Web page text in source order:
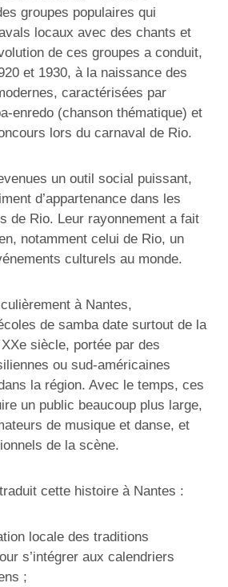
groupes populaires qui
locaux avec des chants et
de ces groupes a conduit,
et 1930, à la naissance des
caractérisées par
enredo (chanson thématique) et
lors du carnaval de Rio.
un outil social puissant,
d’appartenance dans les
de Rio. Leur rayonnement a fait
notamment celui de Rio, un
culturels au monde.
à Nantes,
de samba date surtout de la
siècle, portée par des
ou sud-américaines
la région. Avec le temps, ces
un public beaucoup plus large,
de musique et danse, et
de la scène.
cette histoire à Nantes :
locale des traditions
s’intégrer aux calendriers
;